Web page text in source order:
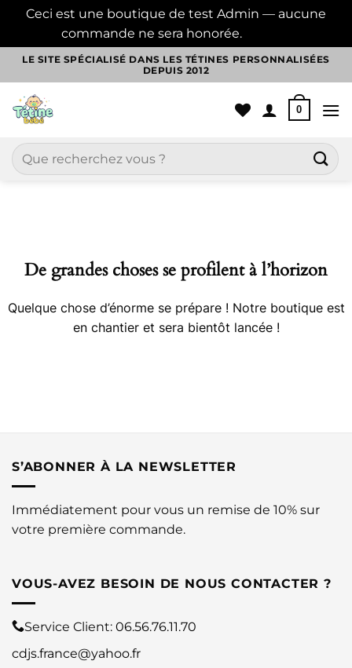
Ceci est une boutique de test Admin — aucune
commande ne sera honorée.
Passer
contenu
LE SITE SPÉCIALISÉ DANS LES TÉTINES PERSONNALISÉES
DEPUIS 2012
0
Recherche
pour :
De grandes choses se profilent à l’horizon
Quelque chose d’énorme se prépare ! Notre boutique est
en chantier et sera bientôt lancée !
S’ABONNER À LA NEWSLETTER
Immédiatement pour vous un remise de 10% sur
votre première commande.
VOUS-AVEZ BESOIN DE NOUS CONTACTER ?
Service Client: 06.56.76.11.70
cdjs.france@yahoo.fr